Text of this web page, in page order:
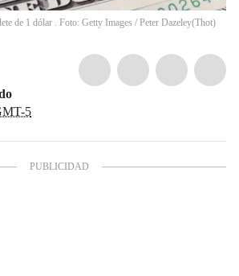
de 1 dólar . Foto: Getty Images / Peter Dazeley(Thot)
5